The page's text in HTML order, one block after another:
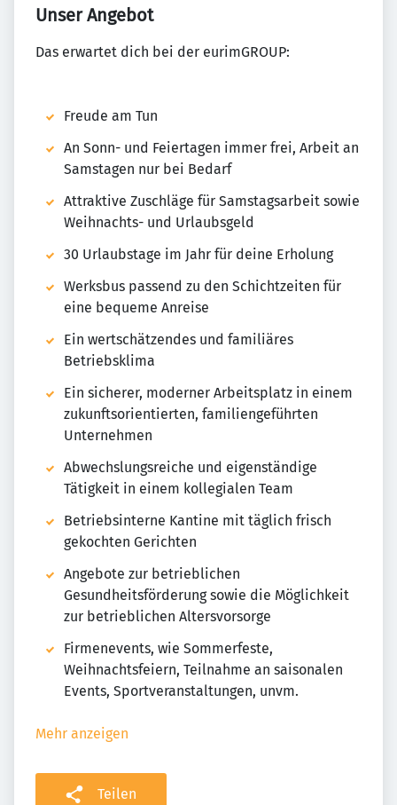
Unser Angebot
Das erwartet dich bei der eurimGROUP:
Freude am Tun
An Sonn- und Feiertagen immer frei, Arbeit an
Samstagen nur bei Bedarf
Attraktive Zuschläge für Samstagsarbeit sowie
Weihnachts- und Urlaubsgeld
30 Urlaubstage im Jahr für deine Erholung
Werksbus passend zu den Schichtzeiten für
eine bequeme Anreise
Ein wertschätzendes und familiäres
Betriebsklima
Ein sicherer, moderner Arbeitsplatz in einem
zukunftsorientierten, familiengeführten
Unternehmen
Abwechslungsreiche und eigenständige
Tätigkeit in einem kollegialen Team
Betriebsinterne Kantine mit täglich frisch
gekochten Gerichten
Angebote zur betrieblichen
Gesundheitsförderung sowie die Möglichkeit
zur betrieblichen Altersvorsorge
Firmenevents, wie Sommerfeste,
Weihnachtsfeiern, Teilnahme an saisonalen
Events, Sportveranstaltungen, unvm.
Mehr anzeigen
Teilen